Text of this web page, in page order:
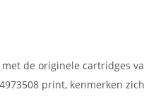
de originele cartridges
print, kenmerken